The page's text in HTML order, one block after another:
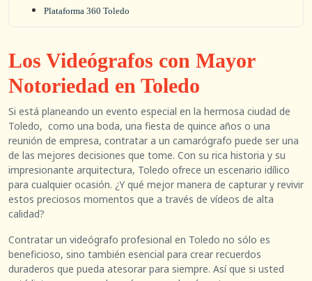
Plataforma 360 Toledo
Los Videógrafos con Mayor
Notoriedad en Toledo
Si está planeando un evento especial en la hermosa ciudad de
Toledo, como una boda, una fiesta de quince años o una
reunión de empresa, contratar a un camarógrafo puede ser una
de las mejores decisiones que tome. Con su rica historia y su
impresionante arquitectura, Toledo ofrece un escenario idílico
para cualquier ocasión. ¿Y qué mejor manera de capturar y revivir
estos preciosos momentos que a través de vídeos de alta
calidad?
Contratar un videógrafo profesional en Toledo no sólo es
beneficioso, sino también esencial para crear recuerdos
duraderos que pueda atesorar para siempre. Así que si usted